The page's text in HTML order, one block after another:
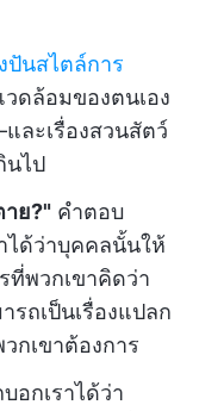
ปันสไตล์การ
ดล้อมของตนเอง
ละเรื่องสวนสัตว์
นไป
ย?" คำตอบ
ได้ว่าบุคคลนั้นให้
ที่พวกเขาคิดว่า
ถเป็นเรื่องแปลก
กเขาต้องการ
อกเราได้ว่า